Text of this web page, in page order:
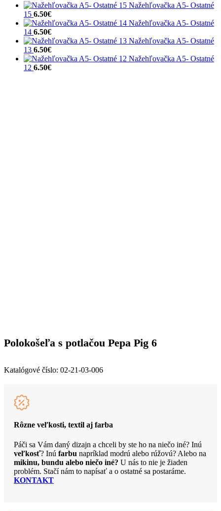
Nažehľovačka A5- Ostatné
15 6.50€
Nažehľovačka A5- Ostatné
14 6.50€
Nažehľovačka A5- Ostatné
13 6.50€
Nažehľovačka A5- Ostatné
12 6.50€
Polokošeľa s potlačou Pepa Pig 6
Katalógové číslo: 02-21-03-006
Rôzne veľkosti, textil aj farba
Páči sa Vám daný dizajn a chceli by ste ho na niečo iné? Inú
veľkosť? Inú farbu napríklad modrú alebo rúžovú? Alebo na
mikinu, bundu alebo niečo iné? U nás to nie je žiaden
problém. Stačí nám to napísať a o ostatné sa postaráme.
KONTAKT